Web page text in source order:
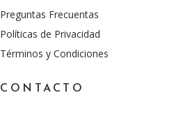
Preguntas Frecuentas
Políticas de Privacidad
Términos y Condiciones
CONTACTO